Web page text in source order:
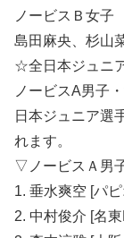
ノービスＢ女子
島田麻央、杉山
☆全日本ジュニ
ノービスA男子
日本ジュニア選
れます。
▽ノービスＡ男
1. 垂水爽空 [パ
2. 中村俊介 [名